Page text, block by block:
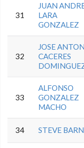
31
JUAN
LARA
GONZALEZ
32
JOSE
CACERES
33
ALFONSO
GONZALEZ
MACHO
34 STEVE